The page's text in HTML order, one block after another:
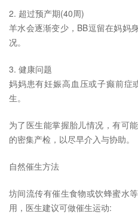
2. 超过预产期(40周)
羊水会逐渐变少，BB逗留在妈妈
况。
3. 健康问题
妈妈患有妊娠高血压或子癫前症
生。
为了医生能掌握胎儿情况，有可
的密集产检，以尽早介入与协助。
自然催生方法
坊间流传有催生食物或饮蜂蜜水
用，医生建议可做催生运动: